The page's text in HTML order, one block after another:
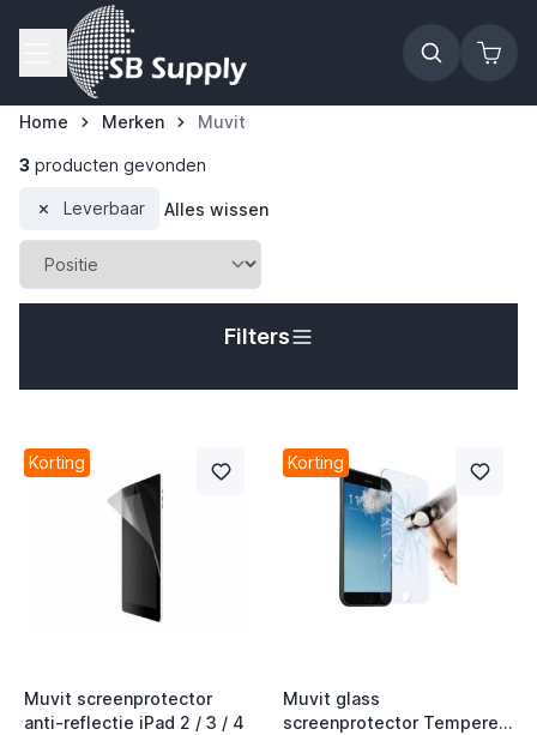
Ga naar de inhoud
Home Merken Muvit
3 producten gevonden
Leverbaar Alles wissen
Filters
Korting
Muvit screenprotector
anti-reflectie iPad 2 / 3 / 4
Korting
Muvit glass
screenprotector Tempered